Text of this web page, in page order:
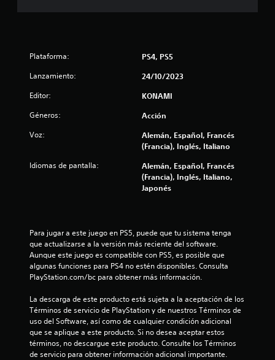
Plataforma: PS4, PS5
Lanzamiento: 24/10/2023
Editor: KONAMI
Géneros: Acción
Voz:
Alemán, Español, Francés
(Francia), Inglés, Italiano
Idiomas de pantalla:
Alemán, Español, Francés
(Francia), Inglés, Italiano,
Japonés
Para jugar a este juego en PS5, puede que tu sistema tenga
que actualizarse a la versión más reciente del software.
Aunque este juego es compatible con PS5, es posible que
algunas funciones para PS4 no estén disponibles. Consulta
PlayStation.com/bc para obtener más información.
La descarga de este producto está sujeta a la aceptación de los
Términos de servicio de PlayStation y de nuestros Términos de
uso del Software, así como de cualquier condición adicional
que se aplique a este producto. Si no desea aceptar estos
términos, no descargue este producto. Consulte los Términos
de servicio para obtener información adicional importante.